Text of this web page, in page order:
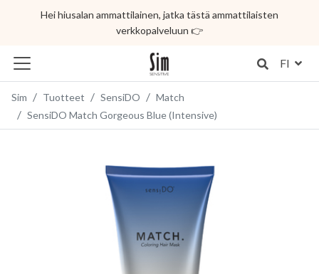
Hei hiusalan ammattilainen, jatka tästä ammattilaisten
verkkopalveluun 👉
FI
Sim Tuotteet SensiDO
Match
SensiDO Match Gorgeous Blue (Intensive)